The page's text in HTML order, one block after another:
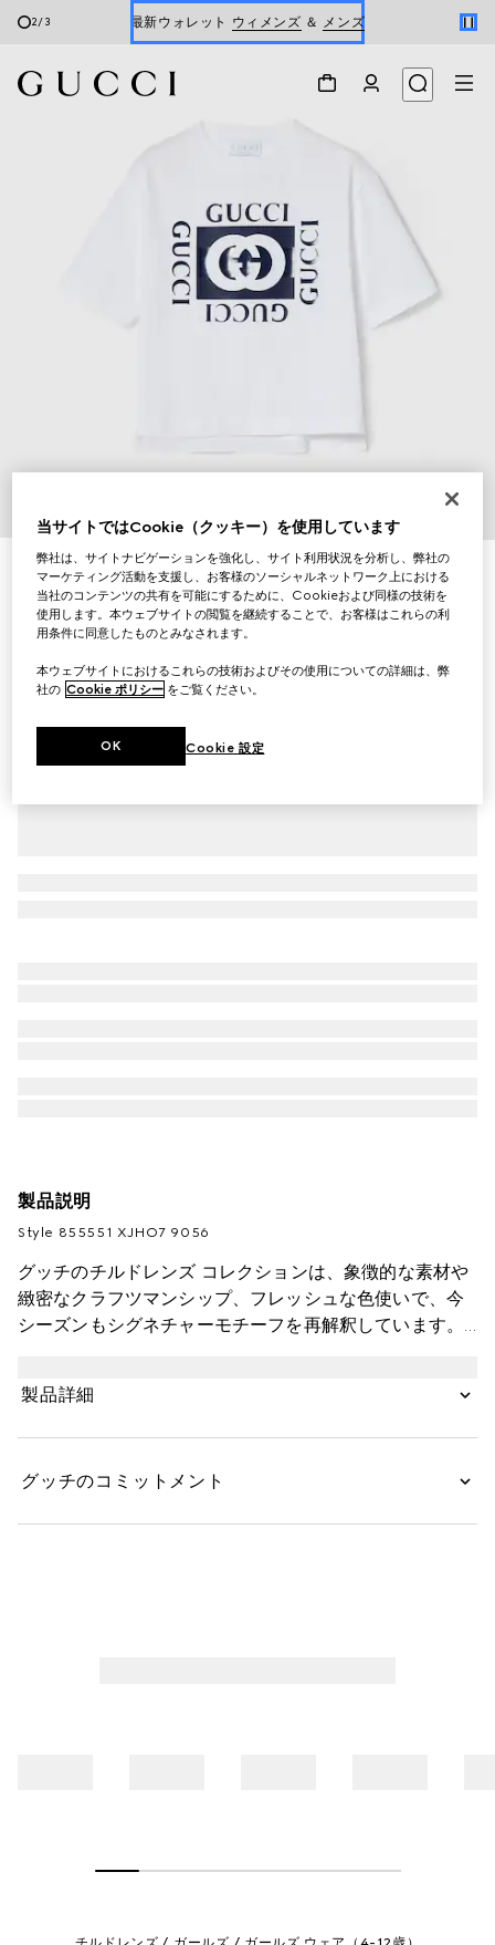
2/3 最新ウォレット ウィメンズ ＆ メンズ
/3
〔チルドレンズ〕プリント コットン Tシャツ
￥47,300
（税込）
バリエーション ホワイト
製品説明
Style ‎855551 XJHO7 9056
グッチのチルドレンズ コレクションは、象徴的な素材や
緻密なクラフツマンシップ、フレッシュな色使いで、今
シーズンもシグネチャーモチーフを再解釈しています。
が目を引く一枚です。
製品詳細
グッチのコミットメント
当サイトではCookie（クッキー）を使用しています
弊社は、サイトナビゲーションを強化し、サイト利用状況を分析し、弊社の
マーケティング活動を支援し、お客様のソーシャルネットワーク上における
当社のコンテンツの共有を可能にするために、Cookieおよび同様の技術を
使用します。本ウェブサイトの閲覧を継続することで、お客様はこれらの利
用条件に同意したものとみなされます。
本ウェブサイトにおけるこれらの技術およびその使用についての詳細は、弊
社の Cookie ポリシー をご覧ください。
Cookie 設定
OK